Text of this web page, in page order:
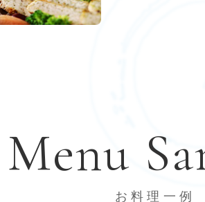
Menu
お料理一例